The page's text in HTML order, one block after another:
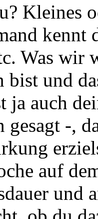
Kleines
kennt
Was wir
bist und
auch
gesagt -,
auf
und